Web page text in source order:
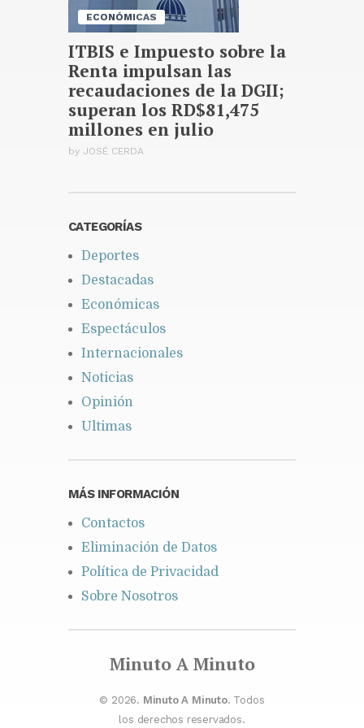
ECONÓMICAS
ITBIS e Impuesto sobre la
Renta impulsan las
recaudaciones de la DGII;
superan los RD$81,475
millones en julio
by JOSÉ CERDA
CATEGORÍAS
Deportes
Destacadas
Económicas
Espectáculos
Internacionales
Noticias
Opinión
Ultimas
MÁS INFORMACIÓN
Contactos
Eliminación de Datos
Política de Privacidad
Sobre Nosotros
Minuto A Minuto
© 2026. Minuto A Minuto. Todos
los derechos reservados.